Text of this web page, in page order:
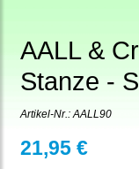
AALL &
Stanze -
Artikel-Nr.: AALL90
21,95 €